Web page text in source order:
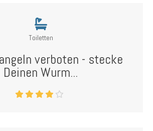
Toiletten
verboten - stecke
Deinen Wurm...